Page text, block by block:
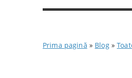
Prima pagină » Blog»